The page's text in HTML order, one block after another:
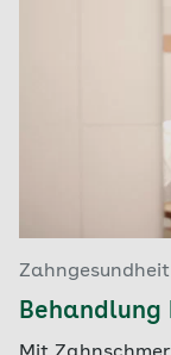
Zahngesundheit
Behandlung